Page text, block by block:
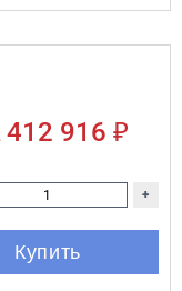
412 916 ₽
+
Купить